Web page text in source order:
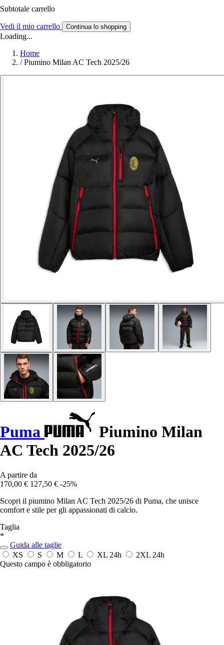
Subtotale carrello
Vedi il mio carrello Continua lo shopping
Loading...
Home
/ Piumino Milan AC Tech 2025/26
Puma
Piumino Milan
AC Tech 2025/26
A partire da
170,00 € 127,50 € -25%
Scopri il piumino Milan AC Tech 2025/26 di Puma, che unisce
comfort e stile per gli appassionati di calcio.
Taglia
*
Guida alle taglie
XS
S M L XL 24h 2XL 24h
Questo campo è obbligatorio